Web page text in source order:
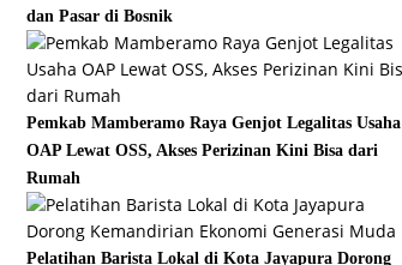
dan Pasar di Bosnik
Pemkab Mamberamo Raya Genjot Legalitas Usaha
OAP Lewat OSS, Akses Perizinan Kini Bisa dari
Rumah
Pelatihan Barista Lokal di Kota Jayapura Dorong